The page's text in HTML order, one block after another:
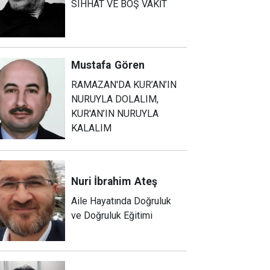
SIHHAT VE BOŞ VAKİT
Mustafa Gören
RAMAZAN'DA KUR’AN’IN
NURUYLA DOLALIM,
KUR'AN’IN NURUYLA
KALALIM
Nuri İbrahim Ateş
Aile Hayatında Doğruluk
ve Doğruluk Eğitimi